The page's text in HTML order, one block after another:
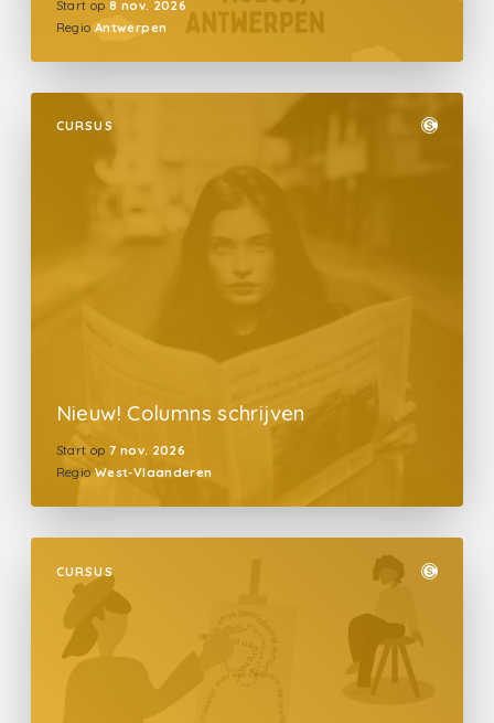
Start op 8 nov. 2026
Regio Antwerpen
CURSUS
Nieuw! Columns schrijven
Start op 7 nov. 2026
Regio West-Vlaanderen
CURSUS